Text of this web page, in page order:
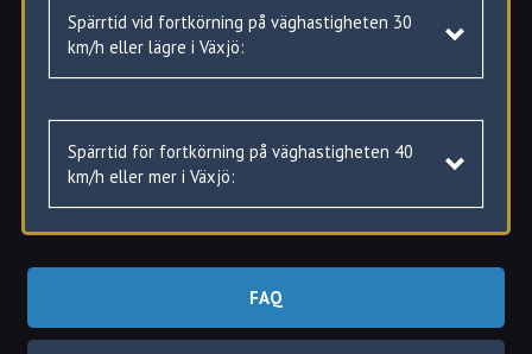
Spärrtid vid fortkörning på väghastigheten 30
km/h eller lägre i Växjö:
Hastighetsöverträdelse
16–20 km/h
Varning
41–50 km/h
4 månader
Spärrtid för fortkörning på väghastigheten 40
km/h eller mer i Växjö:
Hastighetsöverträdelse
25–30 km/h
Varning
Hur mycket är bötesbeloppen vid fortkörning i
FAQ